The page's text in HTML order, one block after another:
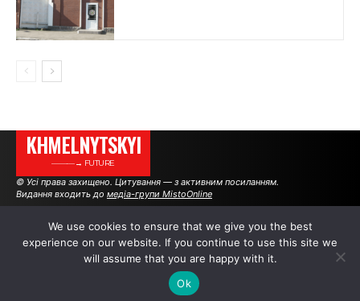
KHMELNYTSKYI
———→ FUTURE
© Усі права захищено. Цитування — з активним посиланням.
Видання входить до медіа-групи MistoOnline
АВТОРИ РЕКЛАМА НА САЙТІ
We use cookies to ensure that we give you the best
experience on our website. If you continue to use this site we
will assume that you are happy with it.
Ok